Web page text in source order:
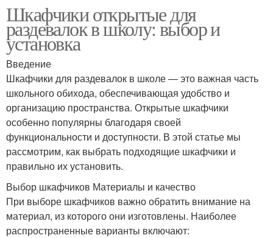
Шкафчики открытые для
раздевалок в школу: выбор и
установка
Введение
Шкафчики для раздевалок в школе — это важная часть
школьного обихода, обеспечивающая удобство и
организацию пространства. Открытые шкафчики
особенно популярны благодаря своей
функциональности и доступности. В этой статье мы
рассмотрим, как выбрать подходящие шкафчики и
правильно их установить.
Выбор шкафчиков Материалы и качество
При выборе шкафчиков важно обратить внимание на
материал, из которого они изготовлены. Наиболее
распространенные варианты включают: